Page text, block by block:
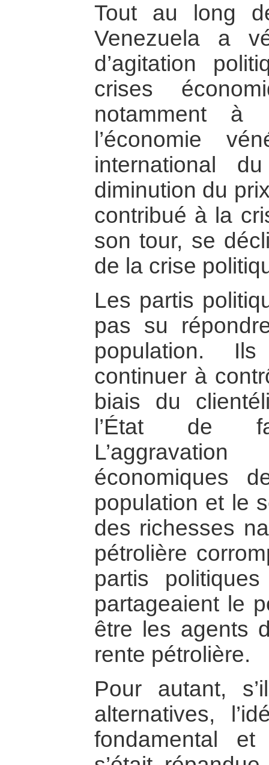
Tout au long
Venezuela a
d’agitation
crises
notamment à
l’économie
international
diminution du
contribué à la
son tour, se
de la crise
Les partis
pas su
population.
continuer à
biais du
l’État de
économiques
population et le
des richesses
pétrolière
partis
partageaient le
être les agents
rente pétrolière.
Pour autant,
alternatives,
fondamental